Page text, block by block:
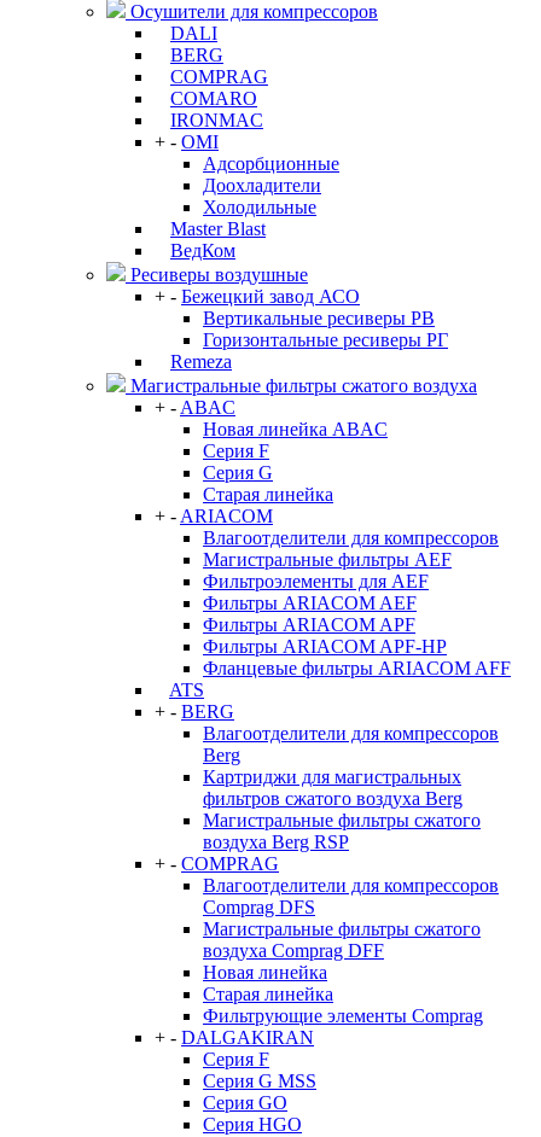
Осушители для компрессоров
DALI
BERG
COMPRAG
COMARO
IRONMAC
+ - OMI
Адсорбционные
Доохладители
Холодильные
Master Blast
ВедКом
Ресиверы воздушные
+ - Бежецкий завод АСО
Вертикальные ресиверы РВ
Горизонтальные ресиверы РГ
Remeza
Магистральные фильтры сжатого воздуха
+ - ABAC
Новая линейка ABAC
Серия F
Серия G
Старая линейка
+ - ARIACOM
Влагоотделители для компрессоров
Магистральные фильтры AEF
Фильтроэлементы для AEF
Фильтры ARIACOM AEF
Фильтры ARIACOM APF
Фильтры ARIACOM APF-HP
Фланцевые фильтры ARIACOM AFF
ATS
+ - BERG
Влагоотделители для компрессоров
Berg
Картриджи для магистральных
фильтров сжатого воздуха Berg
Магистральные фильтры сжатого
воздуха Berg RSP
+ - COMPRAG
Влагоотделители для компрессоров
Comprag DFS
Магистральные фильтры сжатого
воздуха Comprag DFF
Новая линейка
Старая линейка
Фильтрующие элементы Comprag
+ - DALGAKIRAN
Серия F
Серия G MSS
Серия GO
Серия HGO